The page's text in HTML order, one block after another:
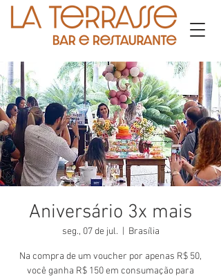
Aniversário 3x mais
seg., 07 de jul. Brasília
Na compra de um voucher por apenas R$ 50,
você ganha R$ 150 em consumação para